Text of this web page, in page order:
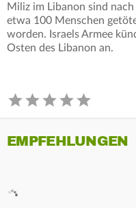
Miliz im Libanon sind
etwa 100 Menschen
worden. Israels Armee
Osten des Libanon an.
EMPFEHLUNGEN